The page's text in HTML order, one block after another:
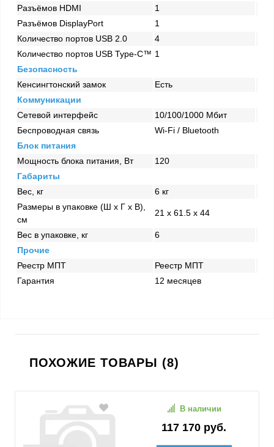
Разъёмов HDMI
1
Разъёмов DisplayPort
1
Количество портов USB 2.0
4
Количество портов USB Type-C™ 1
Безопасность
Кенсингтонский замок
Есть
Коммуникации
Сетевой интерфейс
10/100/1000 Mбит
Беспроводная связь
Wi-Fi / Bluetooth
Блок питания
Мощность блока питания, Вт
120
Габариты
Вес, кг
6 кг
Размеры в упаковке (Ш x Г x В),
см
21 x 61.5 x 44
Вес в упаковке, кг
6
Прочие
Реестр МПТ
Реестр МПТ
Гарантия
12 месяцев
ПОХОЖИЕ ТОВАРЫ (8)
117 170 руб.
В наличии